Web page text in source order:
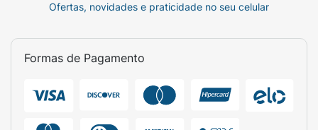
Ofertas, novidades e praticidade no seu celular
Formas de Pagamento